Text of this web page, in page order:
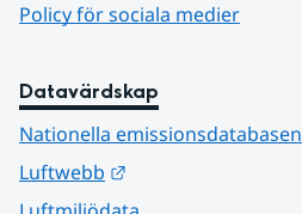
Policy för sociala medier
Datavärdskap
Nationella emissionsdatabasen
Luftwebb